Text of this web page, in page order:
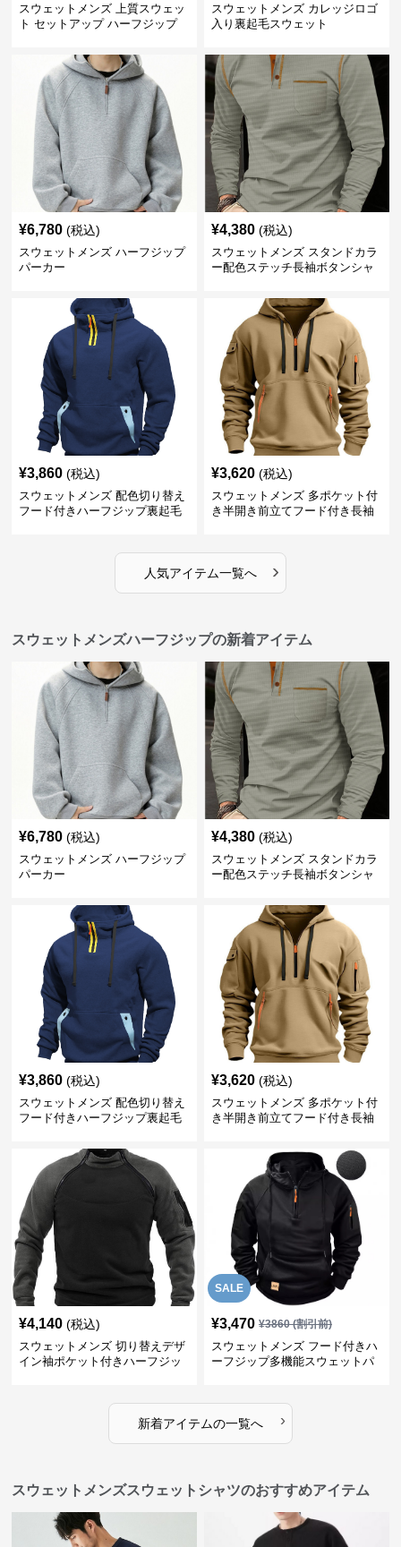
スウェットメンズ 上質スウェッ
ト セットアップ ハーフジップ
スウェットメンズ カレッジロゴ
入り裏起毛スウェット
¥6,780 (税込)
スウェットメンズ ハーフジップ
パーカー
¥4,380 (税込)
スウェットメンズ スタンドカラ
ー配色ステッチ長袖ボタンシャ
¥3,860 (税込)
スウェットメンズ 配色切り替え
フード付きハーフジップ裏起毛
¥3,620 (税込)
スウェットメンズ 多ポケット付
き半開き前立てフード付き長袖
人気アイテム一覧へ ›
スウェットメンズハーフジップの新着アイテム
¥6,780 (税込)
スウェットメンズ ハーフジップ
パーカー
¥4,380 (税込)
スウェットメンズ スタンドカラ
ー配色ステッチ長袖ボタンシャ
¥3,860 (税込)
スウェットメンズ 配色切り替え
フード付きハーフジップ裏起毛
¥3,620 (税込)
スウェットメンズ 多ポケット付
き半開き前立てフード付き長袖
¥4,140 (税込)
スウェットメンズ 切り替えデザ
イン袖ポケット付きハーフジッ
SALE
¥3,470 ¥3860(割引前)
スウェットメンズ フード付きハ
ーフジップ多機能スウェットパ
新着アイテムの一覧へ ›
スウェットメンズスウェットシャツのおすすめアイテム